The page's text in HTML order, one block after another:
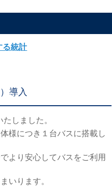
統計
導入
しました。
様につき１台バスに搭載し
より安心してバスをご利用
いります。